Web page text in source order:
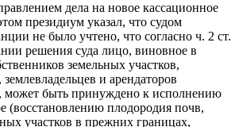
дела на новое кассационное
президиум указал, что судом
не было учтено, что согласно ч. 2 ст.
решения суда лицо, виновное в
земельных участков,
землевладельцев и арендаторов
может быть принуждено к исполнению
(восстановлению плодородия почв,
участков в прежних границах,